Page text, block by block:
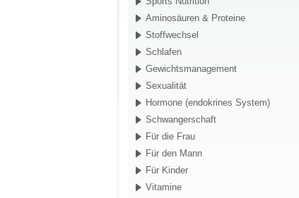
Aminosäuren & Proteine
Stoffwechsel
Schlafen
Gewichtsmanagement
Sexualität
Hormone (endokrines System)
Schwangerschaft
Für die Frau
Für den Mann
Für Kinder
Vitamine